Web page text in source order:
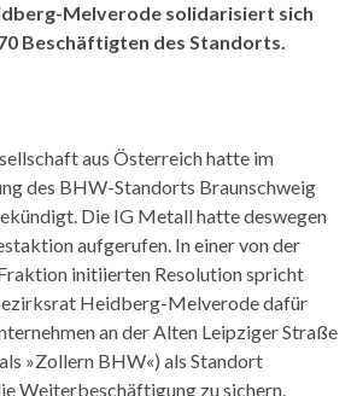
Melverode solidarisiert sich
Beschäftigten des Standorts.
aus Österreich hatte im
des BHW-Standorts Braunschweig
Die IG Metall hatte deswegen
aufgerufen. In einer von der
initiierten Resolution spricht
Heidberg-Melverode dafür
an der Alten Leipziger Straße
»Zollern BHW«) als Standort
Weiterbeschäftigung zu sichern.